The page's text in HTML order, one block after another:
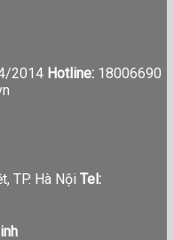
2014 Hotline: 18006690
TP. Hà Nội Tel: